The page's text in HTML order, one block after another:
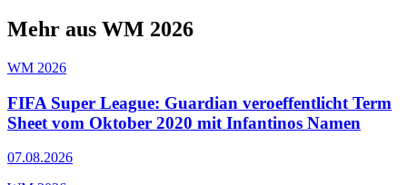
Mehr aus WM 2026
WM 2026
FIFA Super League: Guardian veroeffentlicht Term
Sheet vom Oktober 2020 mit Infantinos Namen
07.08.2026